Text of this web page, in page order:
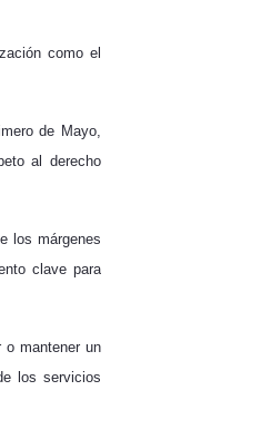
como el
de Mayo,
al derecho
los márgenes
clave para
o mantener un
los servicios